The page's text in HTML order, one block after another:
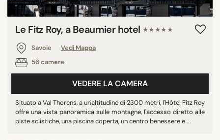
Le Fitz Roy, a Beaumier hotel ★★★★★
Savoie
Vedi Mappa
56 camere
VEDERE LA CAMERA
Situato a Val Thorens, a un'altitudine di 2300 metri, l'Hôtel Fitz Roy
offre una vista panoramica sulle montagne, l'accesso diretto alle
piste sciistiche, una piscina coperta, un centro benessere e ...